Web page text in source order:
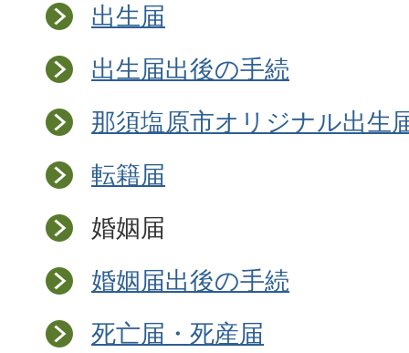
出生届
出生届出後の手続
那須塩原市オリジナル出生
転籍届
婚姻届
婚姻届出後の手続
死亡届・死産届